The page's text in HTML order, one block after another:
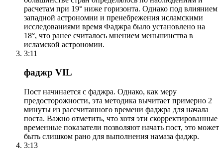
расчетам при 19° ниже горизонта. Однако под влиянием
западной астрономии и пренебрежения исламскими
исследованиями время Фаджра было установлено на
18°, что ранее считалось мнением меньшинства в
исламской астрономии.
3:11
фаджр VIL
Пост начинается с фаджра. Однако, как меру
предосторожности, эта методика вычитает примерно 2
минуты из рассчитанного времени фаджра для начала
поста. Важно отметить, что хотя эти скорректированные
временные показатели позволяют начать пост, это может
быть слишком рано для выполнения намаза фаджр.
3:13